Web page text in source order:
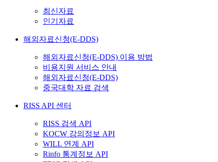
최신자료
인기자료
해외자료신청(E-DDS)
해외자료신청(E-DDS) 이용 방법
비용지원 서비스 안내
해외자료신청(E-DDS)
중국대학 자료 검색
RISS API 센터
RISS 검색 API
KOCW 강의정보 API
WILL 연계 API
Rinfo 통계정보 API